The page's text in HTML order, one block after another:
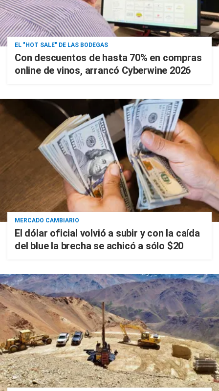
EL "HOT SALE" DE LAS BODEGAS
Con descuentos de hasta 70% en compras
online de vinos, arrancó Cyberwine 2026
MERCADO CAMBIARIO
El dólar oficial volvió a subir y con la caída
del blue la brecha se achicó a sólo $20